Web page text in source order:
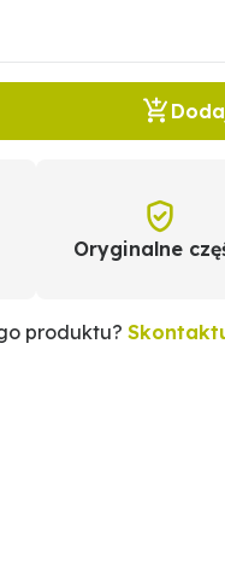
Oryginalne
produktu?